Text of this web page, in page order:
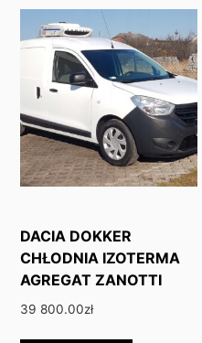
DACIA DOKKER
CHŁODNIA IZOTERMA
AGREGAT ZANOTTI
39 800.00zł